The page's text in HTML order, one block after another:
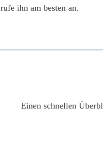
rufe ihn am besten an.
Einen schnellen